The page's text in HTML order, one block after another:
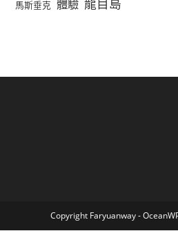
馬斯垂克 體驗 龍目島
Copyright Faryuanway -